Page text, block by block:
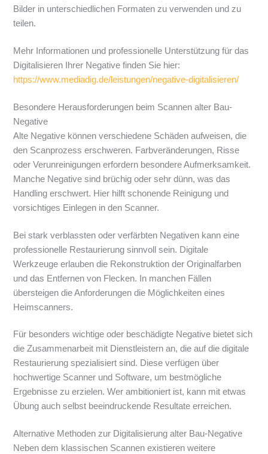
Bilder in unterschiedlichen Formaten zu verwenden und zu
teilen.
Mehr Informationen und professionelle Unterstützung für das
Digitalisieren Ihrer Negative finden Sie hier:
https://www.mediadig.de/leistungen/negative-digitalisieren/
Besondere Herausforderungen beim Scannen alter Bau-
Negative
Alte Negative können verschiedene Schäden aufweisen, die
den Scanprozess erschweren. Farbveränderungen, Risse
oder Verunreinigungen erfordern besondere Aufmerksamkeit.
Manche Negative sind brüchig oder sehr dünn, was das
Handling erschwert. Hier hilft schonende Reinigung und
vorsichtiges Einlegen in den Scanner.
Bei stark verblassten oder verfärbten Negativen kann eine
professionelle Restaurierung sinnvoll sein. Digitale
Werkzeuge erlauben die Rekonstruktion der Originalfarben
und das Entfernen von Flecken. In manchen Fällen
übersteigen die Anforderungen die Möglichkeiten eines
Heimscanners.
Für besonders wichtige oder beschädigte Negative bietet sich
die Zusammenarbeit mit Dienstleistern an, die auf die digitale
Restaurierung spezialisiert sind. Diese verfügen über
hochwertige Scanner und Software, um bestmögliche
Ergebnisse zu erzielen. Wer ambitioniert ist, kann mit etwas
Übung auch selbst beeindruckende Resultate erreichen.
Alternative Methoden zur Digitalisierung alter Bau-Negative
Neben dem klassischen Scannen existieren weitere